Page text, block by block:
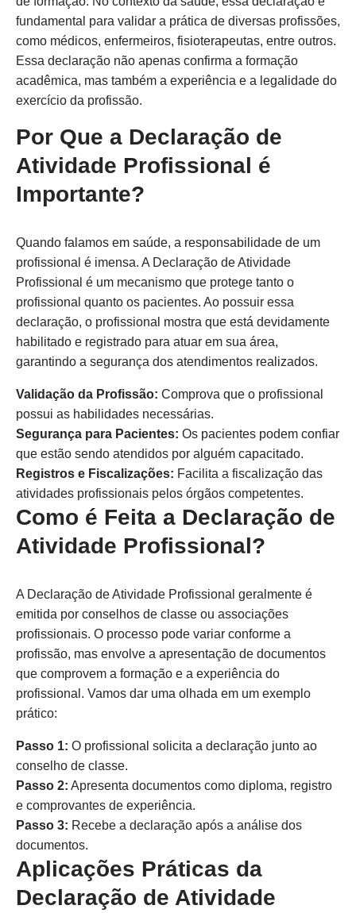
fundamental para validar a prática de diversas profissões,
como médicos, enfermeiros, fisioterapeutas, entre outros.
Essa declaração não apenas confirma a formação
acadêmica, mas também a experiência e a legalidade do
exercício da profissão.
Por Que a Declaração de
Atividade Profissional é
Importante?
Quando falamos em saúde, a responsabilidade de um
profissional é imensa. A Declaração de Atividade
Profissional é um mecanismo que protege tanto o
profissional quanto os pacientes. Ao possuir essa
declaração, o profissional mostra que está devidamente
habilitado e registrado para atuar em sua área,
garantindo a segurança dos atendimentos realizados.
Validação da Profissão: Comprova que o profissional
possui as habilidades necessárias.
Segurança para Pacientes: Os pacientes podem confiar
que estão sendo atendidos por alguém capacitado.
Registros e Fiscalizações: Facilita a fiscalização das
atividades profissionais pelos órgãos competentes.
Como é Feita a Declaração de
Atividade Profissional?
A Declaração de Atividade Profissional geralmente é
emitida por conselhos de classe ou associações
profissionais. O processo pode variar conforme a
profissão, mas envolve a apresentação de documentos
que comprovem a formação e a experiência do
profissional. Vamos dar uma olhada em um exemplo
prático:
Passo 1: O profissional solicita a declaração junto ao
conselho de classe.
Passo 2: Apresenta documentos como diploma, registro
e comprovantes de experiência.
Passo 3: Recebe a declaração após a análise dos
documentos.
Aplicações Práticas da
Declaração de Atividade